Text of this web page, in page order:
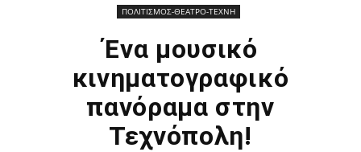
ΠΟΛΙΤΙΣΜΟΣ-ΘΕΑΤΡΟ-ΤΕΧΝΗ
Ένα μουσικό
κινηματογραφικό
πανόραμα στην
Τεχνόπολη!